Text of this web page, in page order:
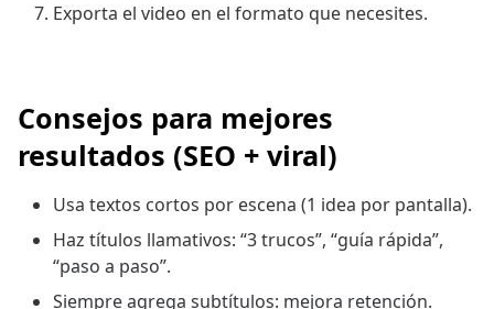
Exporta el video en el formato que necesites.
Consejos para mejores
resultados (SEO + viral)
Usa textos cortos por escena (1 idea por pantalla).
Haz títulos llamativos: “3 trucos”, “guía rápida”,
“paso a paso”.
Siempre agrega subtítulos: mejora retención.